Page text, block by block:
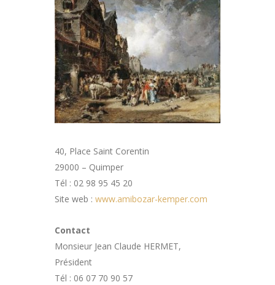
40, Place Saint Corentin
29000 – Quimper
Tél : 02 98 95 45 20
Site web : www.amibozar-kemper.com
Contact
Monsieur Jean Claude HERMET,
Président
Tél : 06 07 70 90 57